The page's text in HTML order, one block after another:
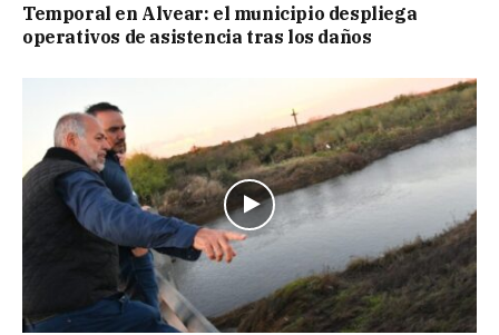
Temporal en Alvear: el municipio despliega
operativos de asistencia tras los daños